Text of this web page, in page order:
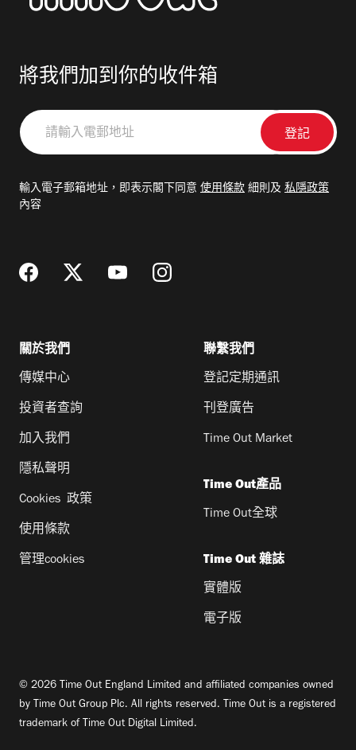
將我們加到你的收件箱
請
輸
郵
輸入電子郵箱地址，即表示閣下同意 使用條款 細則及 私隱政策
內容
關於我們
傳媒中心
投資者查詢
加入我們
隱私聲明
Cookies 政策
使用條款
管理cookies
聯繫我們
登記定期通訊
刊登廣告
Time Out Market
Time Out產品
Time Out全球
Time Out 雜誌
實體版
電子版
© 2026 Time Out England Limited and affiliated companies owned
by Time Out Group Plc. All rights reserved. Time Out is a registered
trademark of Time Out Digital Limited.